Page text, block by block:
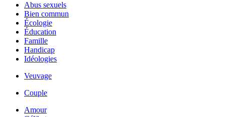
Abus sexuels
Bien commun
Écologie
Éducation
Famille
Handicap
Idéologies
Veuvage
Couple
Amour